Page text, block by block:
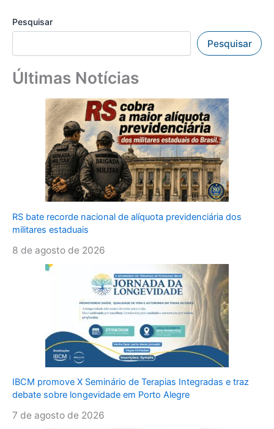
Pesquisar
Pesquisar
Últimas Notícias
RS bate recorde nacional de alíquota previdenciária dos
militares estaduais
8 de agosto de 2026
IBCM promove X Seminário de Terapias Integradas e traz
debate sobre longevidade em Porto Alegre
7 de agosto de 2026